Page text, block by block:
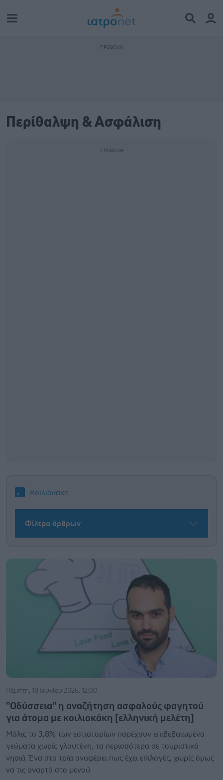
Περίθαλψη & Ασφάλιση
Κοιλιοκάκη
Φίλτρα άρθρων
Πέμπτη, 18 Ιουνίου 2026, 12:00
"Οδύσσεια" η αναζήτηση ασφαλούς φαγητού
για άτομα με κοιλιοκάκη [ελληνική μελέτη]
Μόλις το 3,8% των εστιατορίων παρέχουν επιβεβαιωμένα
γεύματα χωρίς γλουτένη, τα περισσότερα σε τουριστικά
νησιά. Ένα στα τρία αναφέρει πως έχει επιλογές, χωρίς όμως
να τις αναρτά στο μενού.